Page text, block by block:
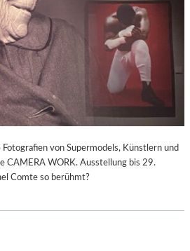
von Supermodels, Künstlern und
CAMERA WORK. Ausstellung bis 29.
Comte so berühmt?